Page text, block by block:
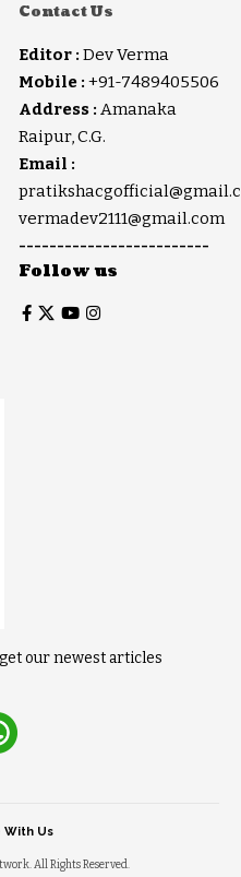
Contact Us
Editor : Dev Verma
Mobile : +91-7489405506
Address : Amanaka
Raipur, C.G.
Email :
vermadev2111@gmail.com
-------------------------
Follow us
our newest articles
All Rights Reserved.
With Us